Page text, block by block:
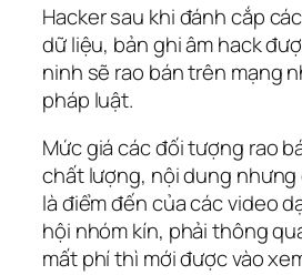
Hacker sau khi đánh cắp
dữ liệu, bản ghi âm hack
ninh sẽ rao bán trên mạng
pháp luật.
Mức giá các đối tượng rao
chất lượng, nội dung
là điểm đến của các video
hội nhóm kín, phải thông
mất phí thì mới được vào